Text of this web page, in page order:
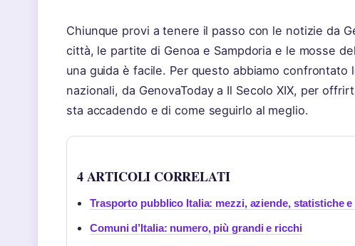
Chiunque provi a tenere il passo con le notizie da
città, le partite di Genoa e Sampdoria e le mosse
una guida è facile. Per questo abbiamo
nazionali, da GenovaToday a Il Secolo XIX, per
sta accadendo e di come seguirlo al meglio.
4 ARTICOLI CORRELATI
Trasporto pubblico Italia: mezzi, aziende, statistiche
Comuni d’Italia: numero, più grandi e ricchi